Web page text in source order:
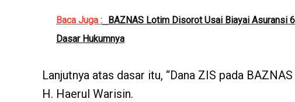
Baca Juga :
BAZNAS Lotim Disorot Usai Biayai Asuransi
Dasar Hukumnya
Lanjutnya atas dasar itu, “Dana ZIS pada
H. Haerul Warisin.